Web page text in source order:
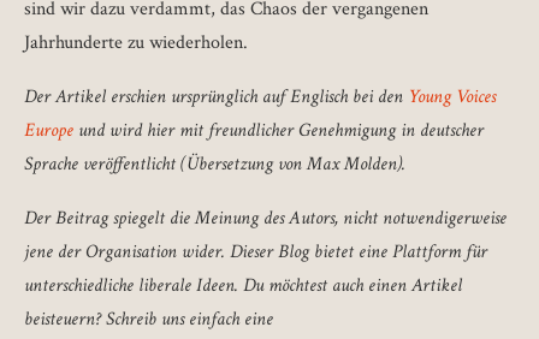
sind wir dazu verdammt, das Chaos der vergangenen
Jahrhunderte zu wiederholen.
Der Artikel erschien ursprünglich auf Englisch bei den Young Voices
Europe und wird hier mit freundlicher Genehmigung in deutscher
Sprache veröffentlicht (Übersetzung von Max Molden).
Der Beitrag spiegelt die Meinung des Autors, nicht notwendigerweise
jene der Organisation wider. Dieser Blog bietet eine Plattform für
unterschiedliche liberale Ideen. Du möchtest auch einen Artikel
beisteuern? Schreib uns einfach eine